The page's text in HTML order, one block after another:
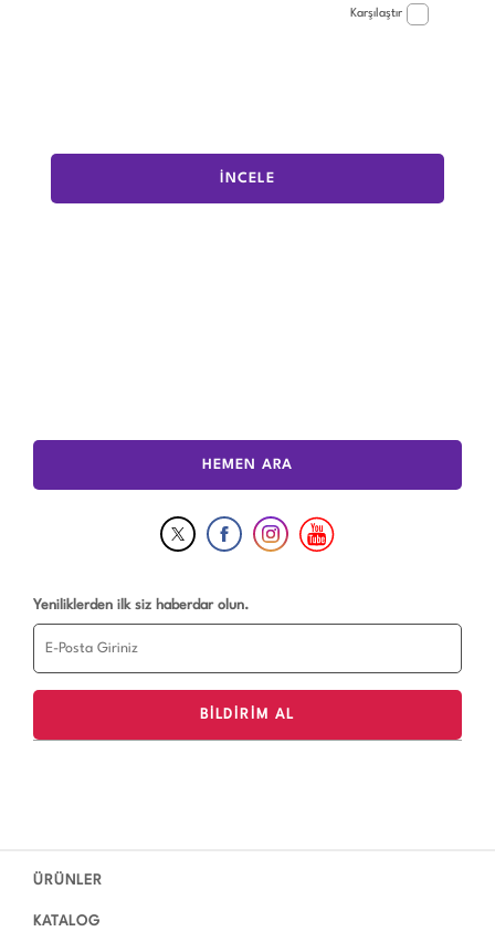
Karşılaştır
İNCELE
HEMEN ARA
Yeniliklerden ilk siz haberdar olun.
ÜRÜNLER
KATALOG